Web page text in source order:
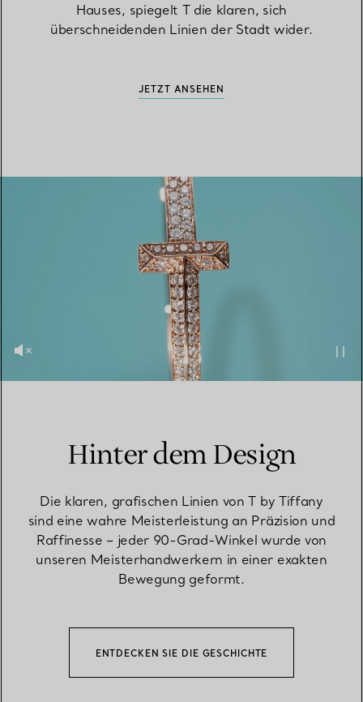
Hauses, spiegelt T die klaren, sich
überschneidenden Linien der Stadt wider.
JETZT ANSEHEN
Hinter dem Design
Die klaren, grafischen Linien von T by Tiffany
sind eine wahre Meisterleistung an Präzision und
Raffinesse – jeder 90-Grad-Winkel wurde von
unseren Meisterhandwerkern in einer exakten
Bewegung geformt.
ENTDECKEN SIE DIE GESCHICHTE